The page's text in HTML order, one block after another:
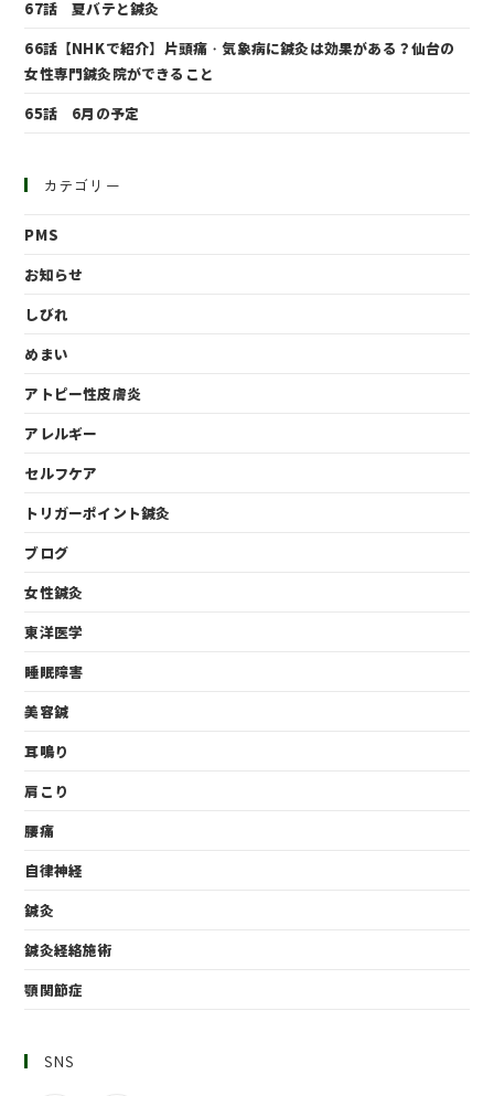
67話 夏バテと鍼灸
66話【NHKで紹介】片頭痛・気象病に鍼灸は効果がある？仙台の
女性専門鍼灸院ができること
65話 6月の予定
カテゴリー
PMS
お知らせ
しびれ
めまい
アトピー性皮膚炎
アレルギー
セルフケア
トリガーポイント鍼灸
ブログ
女性鍼灸
東洋医学
睡眠障害
美容鍼
耳鳴り
肩こり
腰痛
自律神経
鍼灸
鍼灸経絡施術
顎関節症
SNS